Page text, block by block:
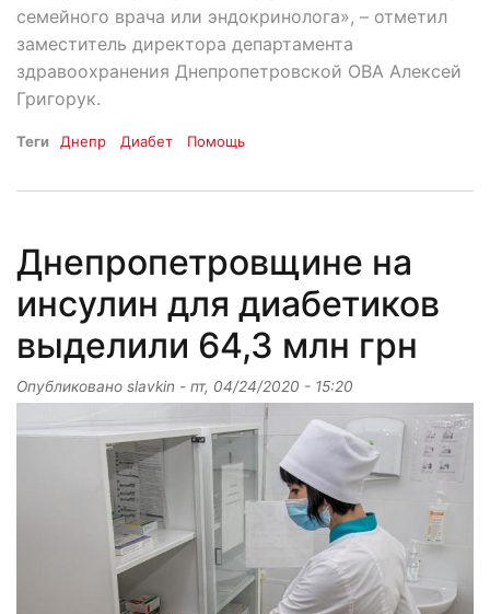
семейного врача или эндокринолога», – отметил
заместитель директора департамента
здравоохранения Днепропетровской ОВА Алексей
Григорук.
Теги Днепр Диабет Помощь
Днепропетровщине на
инсулин для диабетиков
выделили 64,3 млн грн
Опубликовано slavkin - пт, 04/24/2020 - 15:20